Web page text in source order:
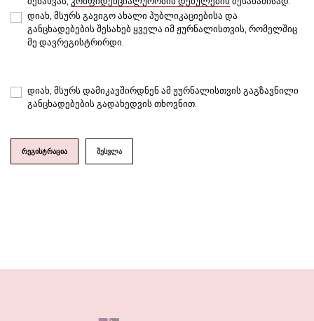
დიახ, მსურს გავიგო ახალი პუბლიკაციებისა და
განცხადებების შესახებ ყველა იმ ჟურნალისთვის, რომელშიც
მე დავრეგისტრირდი.
დიახ, მსურს დამიკავშირდნენ ამ ჟურნალისთვის გაგზავნილი
განცხადებების გადახედვის თხოვნით.
რეგისტრაცია შესვლა